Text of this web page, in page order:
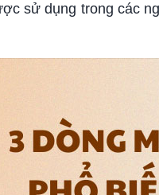
sử dụng trong các